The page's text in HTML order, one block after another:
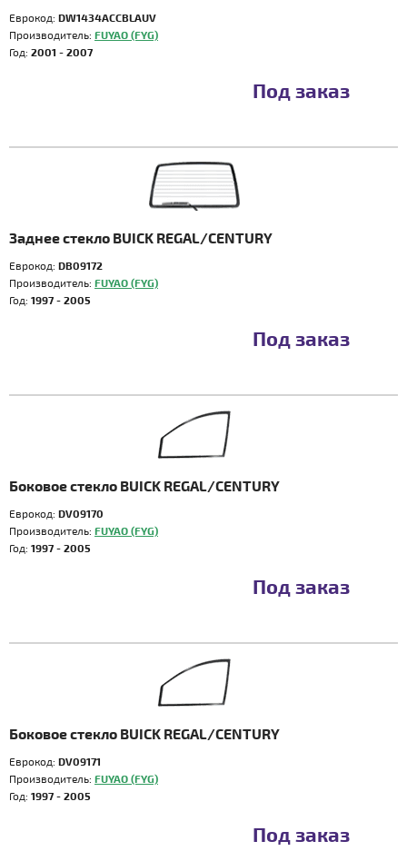
Еврокод: DW1434ACCBLAUV
Производитель: FUYAO (FYG)
Год: 2001 - 2007
Под заказ
Заднее стекло BUICK REGAL/CENTURY
Еврокод: DB09172
Производитель: FUYAO (FYG)
Год: 1997 - 2005
Под заказ
Боковое стекло BUICK REGAL/CENTURY
Еврокод: DV09170
Производитель: FUYAO (FYG)
Год: 1997 - 2005
Под заказ
Боковое стекло BUICK REGAL/CENTURY
Еврокод: DV09171
Производитель: FUYAO (FYG)
Год: 1997 - 2005
Под заказ